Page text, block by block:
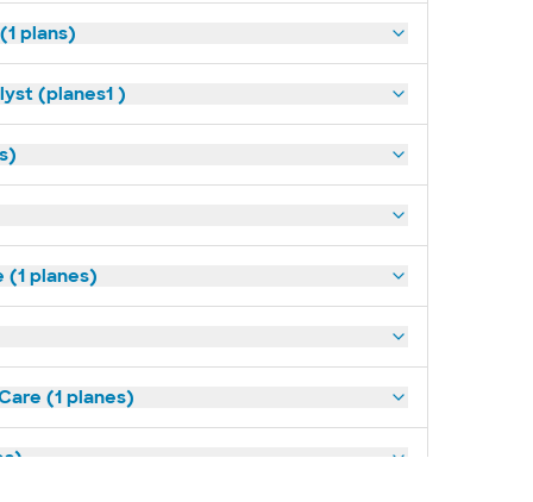
plans)
(planes1 )
(1 planes)
(1 planes)